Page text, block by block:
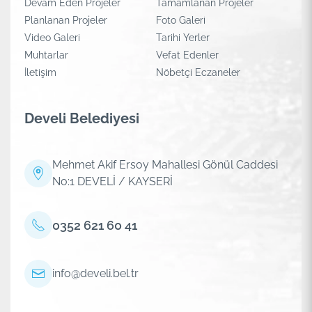
Devam Eden Projeler
Tamamlanan Projeler
Planlanan Projeler
Foto Galeri
Video Galeri
Tarihi Yerler
Muhtarlar
Vefat Edenler
İletişim
Nöbetçi Eczaneler
Develi Belediyesi
Mehmet Akif Ersoy Mahallesi Gönül Caddesi
No:1 DEVELİ / KAYSERİ
0352 621 60 41
info@develi.bel.tr